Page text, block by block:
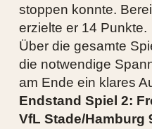
stoppen konnte.
erzielte er 14 Punkte.
Über die gesamte
die notwendige
am Ende ein klares
Endstand Spiel 2:
VfL Stade/Hamburg